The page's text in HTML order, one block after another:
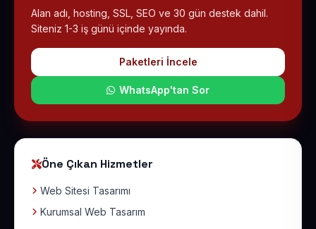
Alan adı, hosting, SSL, SEO ve 30 gün destek dahil.
Siteniz 1-3 iş günü içinde yayında.
Paketleri İncele
WhatsApp'tan Sor
Öne Çıkan Hizmetler
Web Sitesi Tasarımı
Kurumsal Web Tasarım